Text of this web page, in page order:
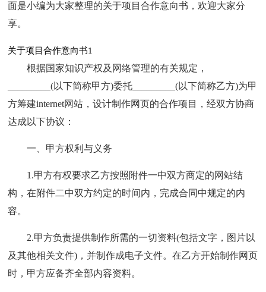
面是小编为大家整理的关于项目合作意向书，欢迎大家分
享。
关于项目合作意向书1
根据国家知识产权及网络管理的有关规定，
_________(以下简称甲方)委托_________(以下简称乙方)为甲
方筹建internet网站，设计制作网页的合作项目，经双方协商
达成以下协议：
一、甲方权利与义务
1.甲方有权要求乙方按照附件一中双方商定的网站结
构，在附件二中双方约定的时间内，完成合同中规定的内
容。
2.甲方负责提供制作所需的一切资料(包括文字，图片以
及其他相关文件)，并制作成电子文件。在乙方开始制作网页
时，甲方应备齐全部内容资料。